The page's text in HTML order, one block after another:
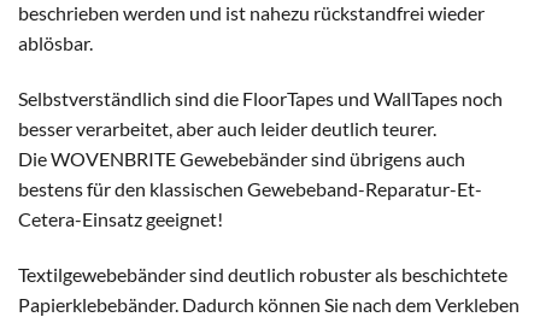
beschrieben werden und ist nahezu rückstandfrei wieder
ablösbar.
Selbstverständlich sind die FloorTapes und WallTapes noch
besser verarbeitet, aber auch leider deutlich teurer.
Die WOVENBRITE Gewebebänder sind übrigens auch
bestens für den klassischen Gewebeband-Reparatur-Et-
Cetera-Einsatz geeignet!
Textilgewebebänder sind deutlich robuster als beschichtete
Papierklebebänder. Dadurch können Sie nach dem Verkleben